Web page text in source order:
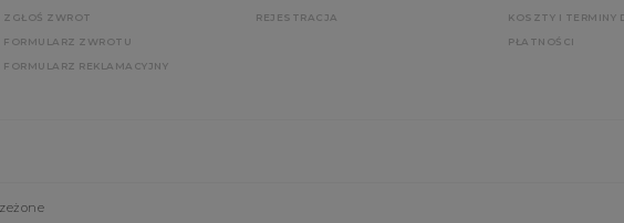
ZGŁOŚ ZWROT
FORMULARZ ZWROTU
FORMULARZ REKLAMACYJNY
REJESTRACJA
KOSZTY I TERMINY
PŁATNOŚCI